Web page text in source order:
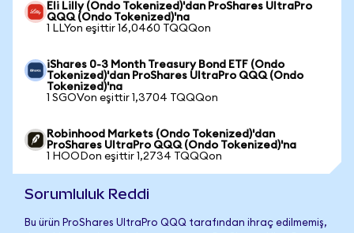
Eli Lilly (Ondo Tokenized)'dan ProShares UltraPro
QQQ (Ondo Tokenized)'na
1 LLYon eşittir 16,0460 TQQQon
iShares 0-3 Month Treasury Bond ETF (Ondo
Tokenized)'dan ProShares UltraPro QQQ (Ondo
Tokenized)'na
1 SGOVon eşittir 1,3704 TQQQon
Robinhood Markets (Ondo Tokenized)'dan
ProShares UltraPro QQQ (Ondo Tokenized)'na
1 HOODon eşittir 1,2734 TQQQon
Sorumluluk Reddi
Bu ürün ProShares UltraPro QQQ tarafından ihraç edilmemiş,